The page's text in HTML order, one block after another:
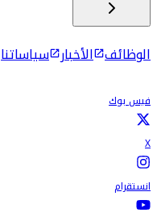
الوظائف الأخبار سياساتنا
فيس بوك
X
انستقرام